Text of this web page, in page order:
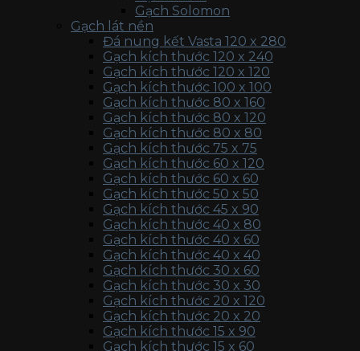
Gạch Solomon
Gạch lát nền
Đá nung kết Vasta 120 x 280
Gạch kích thước 120 x 240
Gạch kích thước 120 x 120
Gạch kích thước 100 x 100
Gạch kích thước 80 x 160
Gạch kích thước 80 x 120
Gạch kích thước 80 x 80
Gạch kích thước 75 x 75
Gạch kích thước 60 x 120
Gạch kích thước 60 x 60
Gạch kích thước 50 x 50
Gạch kích thước 45 x 90
Gạch kích thước 40 x 80
Gạch kích thước 40 x 60
Gạch kích thước 40 x 40
Gạch kích thước 30 x 60
Gạch kích thước 30 x 30
Gạch kích thước 20 x 120
Gạch kích thước 20 x 20
Gạch kích thước 15 x 90
Gạch kích thước 15 x 60